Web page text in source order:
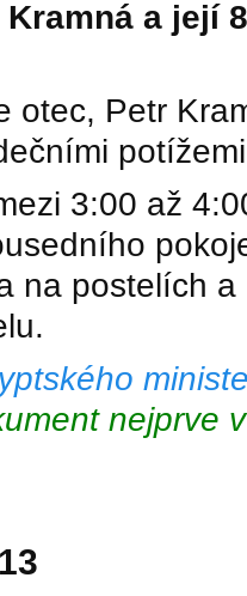
a její
otec, Petr
3:00 až
na postelích a
nejprve